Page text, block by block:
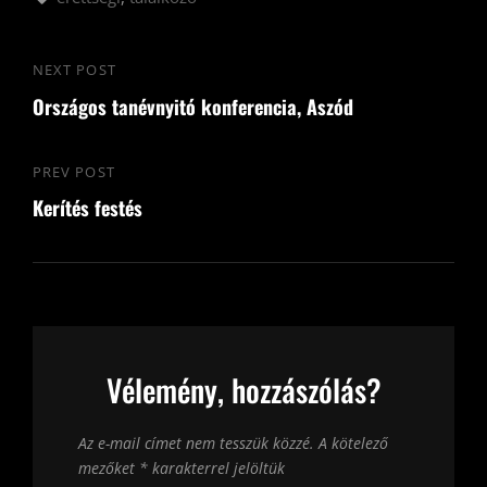
Bejegyzés
navigáció
Previous
Post
PREV POST
Kerítés festés
Next
Post
NEXT POST
Országos tanévnyitó konferencia, Aszód
Vélemény, hozzászólás?
Az e-mail címet nem tesszük közzé. A kötelező
mezőket * karakterrel jelöltük